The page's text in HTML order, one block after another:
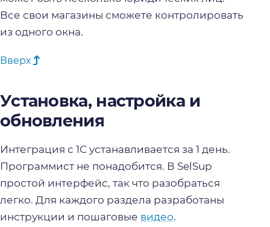
Все свои магазины сможете контролировать
из одного окна.
Вверх
Установка, настройка и
обновления
Интеграция с 1С устанавливается за 1 день.
Программист не понадобится. В SelSup
простой интерфейс, так что разобраться
легко. Для каждого раздела разработаны
инструкции и пошаговые видео.